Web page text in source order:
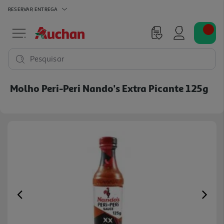
RESERVAR ENTREGA
Pesquisar
Molho Peri-Peri Nando's Extra Picante 125g
Previous